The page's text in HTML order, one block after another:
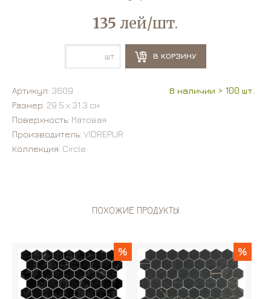
135 лей/шт.
шт. В КОРЗИНУ
Артикул: 3609
В наличии > 100 шт.
Размер: 29.5 х 31.3 см
Поверхность: Матовая
Производитель: VIDREPUR
Коллекция: Circle
ПОХОЖИЕ ПРОДУКТЫ
% %